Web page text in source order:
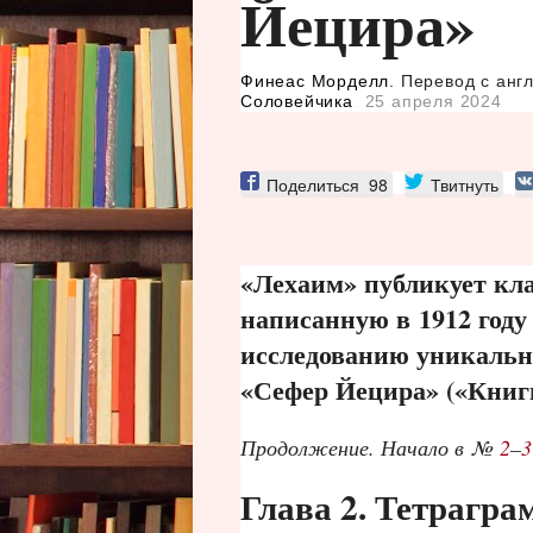
Йецира»
Финеас Морделл . Перевод с
Соловейчика
25 апреля 2024
Поделиться 98 Твитнуть
«Лехаим» публикует
написанную в 1912
исследованию
«Сефер Йецира»
Продолжение. Начало в № 2–3
Глава 2.